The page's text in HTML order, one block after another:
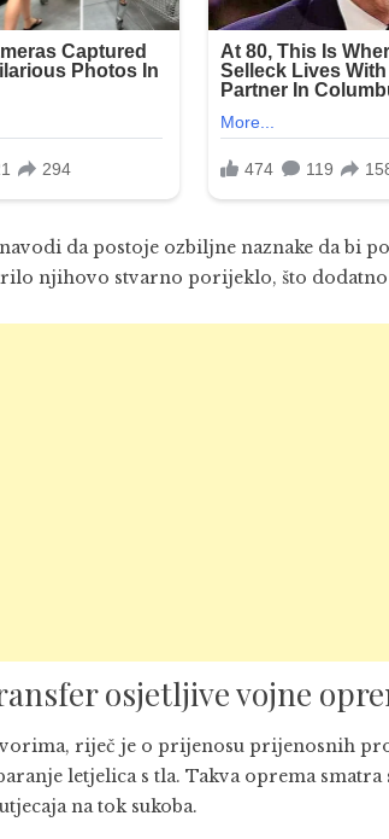
da postoje ozbiljne naznake da bi
njihovo stvarno porijeklo, što
osjetljive vojne
riječ je o prijenosu prijenosnih
letjelica s tla. Takva oprema
na tok sukoba.